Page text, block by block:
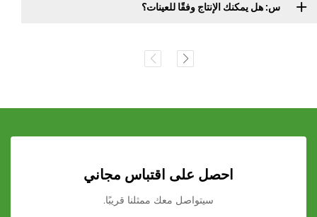
س: هل يمكنك الإنتاج وفقًا للعينات؟
احصل على اقتباس مجاني
سيتواصل معك ممثلنا قريبًا.